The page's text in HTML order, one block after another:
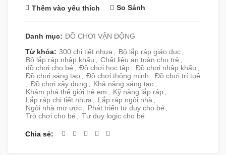
Thêm vào yêu thích So Sánh
Danh mục: ĐỒ CHƠI VẬN ĐỘNG
Từ khóa: 300 chi tiết nhựa, Bộ lắp ráp giáo dục,
Bộ lắp ráp nhập khẩu , Chất liệu an toàn cho trẻ ,
đồ chơi cho bé , Đồ chơi học tập, Đồ chơi nhập khẩu ,
Đồ chơi sáng tạo , Đồ chơi thông minh , Đồ chơi trí tuệ
, Đồ chơi xây dựng , Khả năng sáng tạo ,
Khám phá thế giới trẻ em , Kỹ năng lắp ráp,
Lắp ráp chi tiết nhựa, Lắp ráp ngôi nhà,
Ngôi nhà mơ ước, Phát triển tư duy cho bé ,
Trò chơi cho bé , Tư duy logic cho bé
Chia sẻ